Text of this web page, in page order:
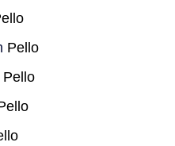
Pello
Pello